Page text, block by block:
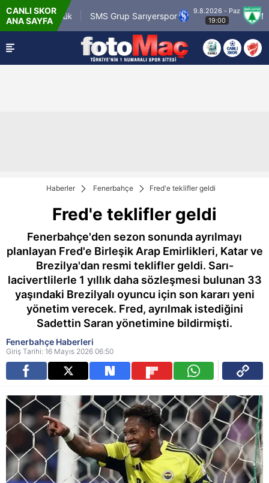
CANLI SKOR
ANA SAYFA
Karagümrük SMS Grup Sarıyerspor
9.8.2026 - Paz
Haberler Fenerbahçe Fred'e teklifler geldi
Fred'e teklifler geldi
Fenerbahçe'den sezon sonunda ayrılmayı
planlayan Fred'e Birleşik Arap Emirlikleri, Katar ve
Brezilya'dan resmi teklifler geldi. Sarı-
lacivertlilerle 1 yıllık daha sözleşmesi bulunan 33
yaşındaki Brezilyalı oyuncu için son kararı yeni
yönetim verecek. Fred, ayrılmak istediğini
Sadettin Saran yönetimine bildirmişti.
Fenerbahçe Haberleri
Giriş Tarihi: 16 Mayıs 2026 06:50